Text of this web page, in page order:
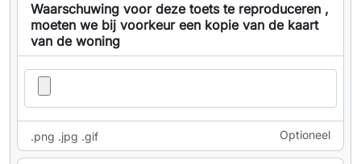
Waarschuwing voor deze toets te reproduceren ,
moeten we bij voorkeur een kopie van de kaart
van de woning
.png .jpg .gif Optioneel